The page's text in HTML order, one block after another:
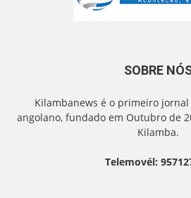
SOBRE
Kilambanews é o primeiro
angolano, fundado em Outubro de
Kilamba.
Telemovél: